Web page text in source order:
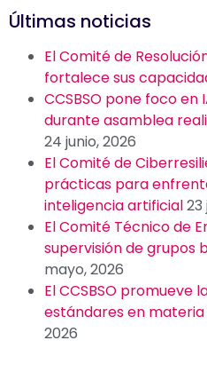
Últimas noticias
El Comité de
fortalece sus
CCSBSO pone foco en
durante asamblea
24 junio, 2026
El Comité de
prácticas para
inteligencia artificial23
El Comité Técnico de
supervisión de grupos
mayo, 2026
El CCSBSO promueve
estándares en
2026